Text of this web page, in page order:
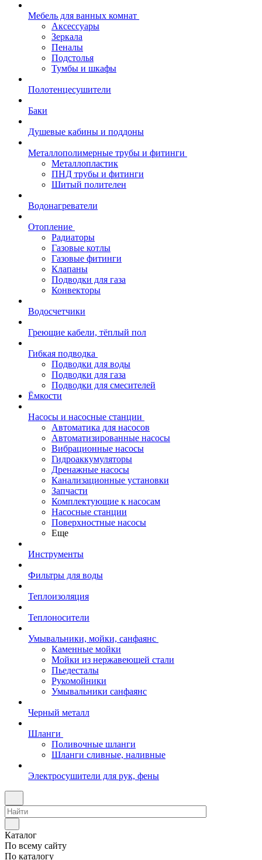
Мебель для ванных комнат
Аксессуары
Зеркала
Пеналы
Подстолья
Тумбы и шкафы
Полотенцесушители
Баки
Душевые кабины и поддоны
Металлополимерные трубы и фитинги
Металлопластик
ПНД трубы и фитинги
Шитый полителен
Водонагреватели
Отопление
Радиаторы
Газовые котлы
Газовые фитинги
Клапаны
Подводки для газа
Конвекторы
Водосчетчики
Греющие кабели, тёплый пол
Гибкая подводка
Подводки для воды
Подводки для газа
Подводки для смесителей
Ёмкости
Насосы и насосные станции
Автоматика для насосов
Автоматизированные насосы
Вибрационные насосы
Гидроаккумуляторы
Дренажные насосы
Канализационные установки
Запчасти
Комплектующие к насосам
Насосные станции
Поверхностные насосы
Еще
Инструменты
Фильтры для воды
Теплоизоляция
Теплоносители
Умывальники, мойки, санфаянс
Каменные мойки
Мойки из нержавеющей стали
Пьедесталы
Рукомойники
Умывальники санфаянс
Черный металл
Шланги
Поливочные шланги
Шланги сливные, наливные
Электросушители для рук, фены
Каталог
По всему сайту
По каталогу